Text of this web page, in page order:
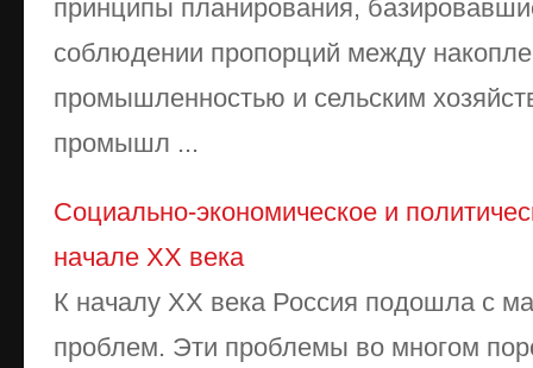
принципы планирования,
соблюдении пропорций между
промышленностью и сельским
промышл ...
Социально-экономическое и
начале XX века
К началу ХХ века Россия подошла с
проблем. Эти проблемы во многом